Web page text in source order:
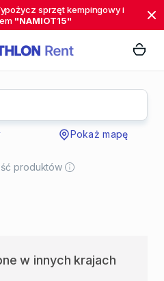
sprzęt kempingowy i
"NAMIOT15"
Pokaż mapę
produktów
w innych krajach